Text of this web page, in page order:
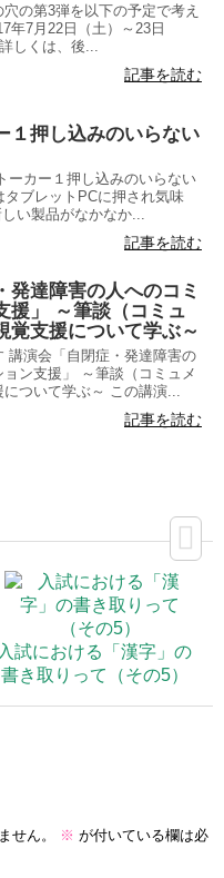
の第3弾を以下の予定で考え
年7月22日（土）～23日
しくは、後...
記事を読む
１押し込みのいらない
ーカー１押し込みのいらない
タブレットPCに押され気味
い製品がなかなか...
記事を読む
発達障害の人へのコミ
援」 ～筆談（コミュ
覚支援について学ぶ～
講演会「自閉症・発達障害の
ン支援」 ～筆談（コミュメ
ついて学ぶ～ この講演...
記事を読む
入試における「漢字」の
書き取りって（その5）
せん。 ※ が付いている欄は必